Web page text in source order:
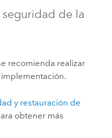
de la
recomienda realizar
y restauración de
obtener más